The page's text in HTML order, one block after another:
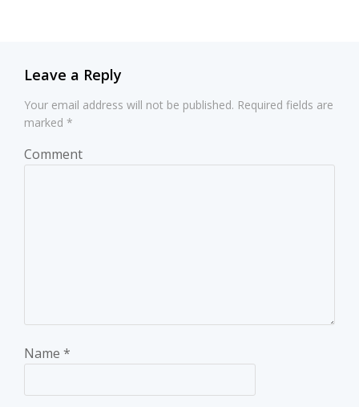
Leave a Reply
Your email address will not be published. Required fields are
marked *
Comment
Name *